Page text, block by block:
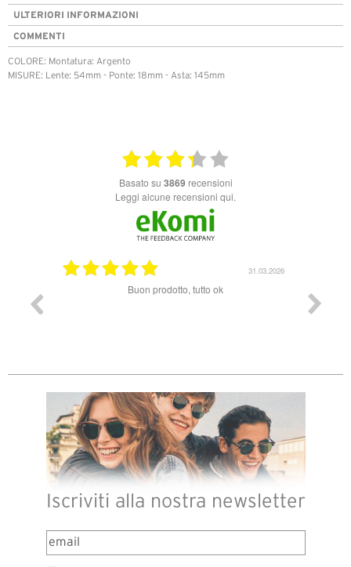
ULTERIORI INFORMAZIONI
COMMENTI
COLORE: Montatura: Argento
MISURE: Lente: 54mm - Ponte: 18mm - Asta: 145mm
basato su 3869 recensioni
Leggi alcune recensioni qui.
31.03.2026
Buon prodotto, tutto ok
dopo 8
Iscriviti alla nostra newsletter